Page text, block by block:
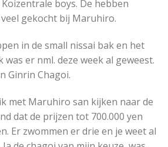
boys. De hebben
gekocht bij Maruhiro.
in de small nissai bak en het
er nml. deze week al geweest.
Ginrin Chagoi.
met Maruhiro san kijken naar de
dat de prijzen tot 700.000 yen
Er zwommen er drie en je weet al